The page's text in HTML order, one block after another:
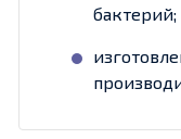
бактерий;